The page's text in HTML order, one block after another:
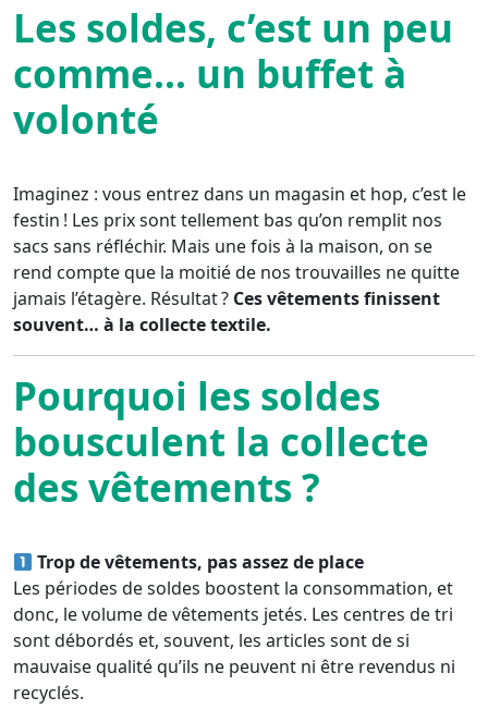
Les soldes, c’est un peu
comme… un buffet à
volonté
Imaginez : vous entrez dans un magasin et hop, c’est le
festin ! Les prix sont tellement bas qu’on remplit nos
sacs sans réfléchir. Mais une fois à la maison, on se
rend compte que la moitié de nos trouvailles ne quitte
jamais l’étagère. Résultat ? Ces vêtements finissent
souvent… à la collecte textile.
Pourquoi les soldes
bousculent la collecte
des vêtements ?
Trop de vêtements, pas assez de place
Les périodes de soldes boostent la consommation, et
donc, le volume de vêtements jetés. Les centres de tri
sont débordés et, souvent, les articles sont de si
mauvaise qualité qu’ils ne peuvent ni être revendus ni
recyclés.